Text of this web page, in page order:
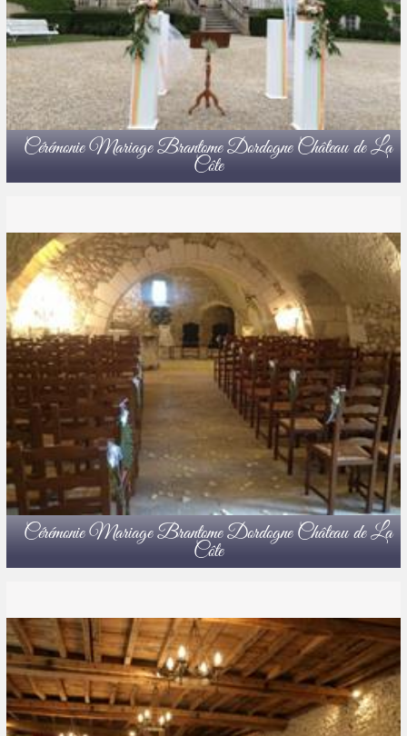
Cérémonie Mariage Brantome Dordogne Château de La
Côte
Cérémonie Mariage Brantome Dordogne Château de La
Côte